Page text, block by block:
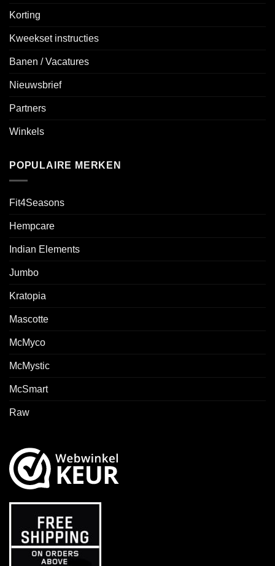
Korting
Kweekset instructies
Banen / Vacatures
Nieuwsbrief
Partners
Winkels
POPULAIRE MERKEN
Fit4Seasons
Hempcare
Indian Elements
Jumbo
Kratopia
Mascotte
McMyco
McMystic
McSmart
Raw